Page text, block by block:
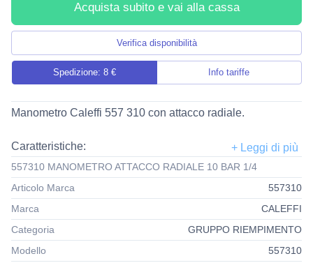
Acquista subito e vai alla cassa
Verifica disponibilità
Spedizione: 8 € Info tariffe
Manometro Caleffi 557 310 con attacco radiale.
Caratteristiche:
Classe di precisione: UNI 2,5.
Campo di temperatura: -20÷90°C.
Conformi norme INAIL (Ex ISPESL).
557310 MANOMETRO ATTACCO RADIALE 10 BAR 1/4
Articolo Marca
557310
Marca
CALEFFI
Categoria
GRUPPO RIEMPIMENTO
Modello
557310